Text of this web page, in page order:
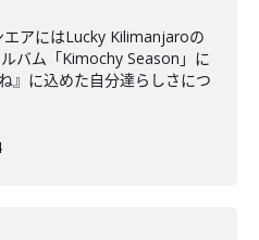
アにはLucky Kilimanjaroの
バム「Kimochy Season」に
』に込めた自分達らしさにつ